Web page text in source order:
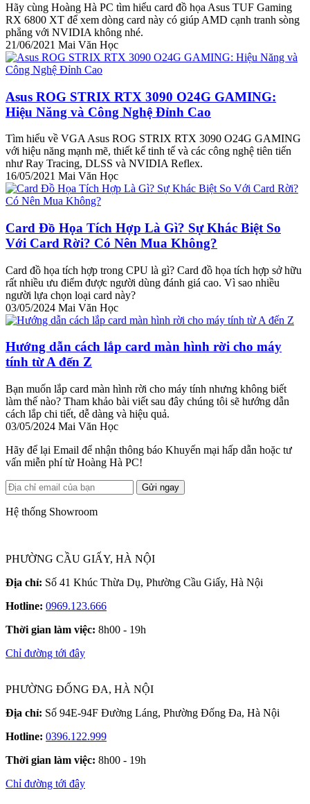
Hãy cùng Hoàng Hà PC tìm hiểu card đồ họa Asus TUF Gaming
RX 6800 XT để xem dòng card này có giúp AMD cạnh tranh sòng
phẳng với NVIDIA không nhé.
21/06/2021 Mai Văn Học
Asus ROG STRIX RTX 3090 O24G GAMING:
Hiệu Năng và Công Nghệ Đỉnh Cao
Tìm hiểu về VGA Asus ROG STRIX RTX 3090 O24G GAMING
với hiệu năng mạnh mẽ, thiết kế tinh tế và các công nghệ tiên tiến
như Ray Tracing, DLSS và NVIDIA Reflex.
16/05/2021 Mai Văn Học
Card Đồ Họa Tích Hợp Là Gì? Sự Khác Biệt So
Với Card Rời? Có Nên Mua Không?
Card đồ họa tích hợp trong CPU là gì? Card đồ họa tích hợp sở hữu
rất nhiều ưu điểm được người dùng đánh giá cao. Vì sao nhiều
người lựa chọn loại card này?
03/05/2024 Mai Văn Học
Hướng dẫn cách lắp card màn hình rời cho máy
tính từ A đến Z
Bạn muốn lắp card màn hình rời cho máy tính nhưng không biết
làm thế nào? Tham khảo bài viết sau đây chúng tôi sẽ hướng dẫn
cách lắp chi tiết, dễ dàng và hiệu quả.
03/05/2024 Mai Văn Học
Hãy để lại Email để nhận thông báo Khuyến mại hấp dẫn hoặc tư
vấn miễn phí từ Hoàng Hà PC!
Gửi ngay
Hệ thống Showroom
PHƯỜNG CẦU GIẤY, HÀ NỘI
Địa chỉ: Số 41 Khúc Thừa Dụ, Phường Cầu Giấy, Hà Nội
Hotline: 0969.123.666
Thời gian làm việc: 8h00 - 19h
Chỉ đường tới đây
PHƯỜNG ĐỐNG ĐA, HÀ NỘI
Địa chỉ: Số 94E-94F Đường Láng, Phường Đống Đa, Hà Nội
Hotline: 0396.122.999
Thời gian làm việc: 8h00 - 19h
Chỉ đường tới đây